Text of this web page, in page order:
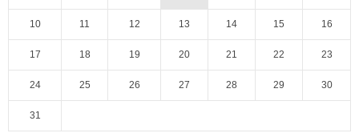
10 11 12 13 14 15 16
17 18 19 20 21 22 23
24 25 26 27 28 29 30
31